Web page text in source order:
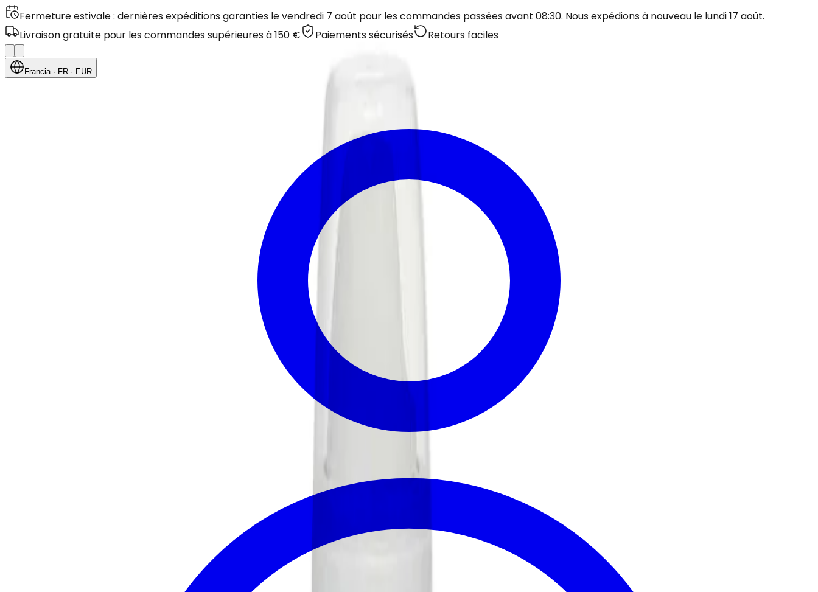
Fermeture estivale : dernières expéditions garanties le vendredi 7 août pour les commandes passées avant 08:30. Nous expédions à nouveau le lundi 17 août.
Livraison gratuite pour les commandes supérieures à 150 €
Paiements sécurisés Retours faciles
Francia· FR · EUR